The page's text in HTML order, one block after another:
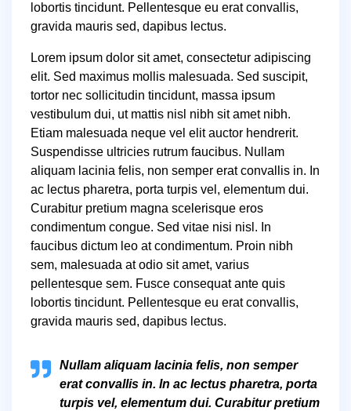
lobortis tincidunt. Pellentesque eu erat convallis,
gravida mauris sed, dapibus lectus.
Lorem ipsum dolor sit amet, consectetur adipiscing
elit. Sed maximus mollis malesuada. Sed suscipit,
tortor nec sollicitudin tincidunt, massa ipsum
vestibulum dui, ut mattis nisl nibh sit amet nibh.
Etiam malesuada neque vel elit auctor hendrerit.
Suspendisse ultricies rutrum faucibus. Nullam
aliquam lacinia felis, non semper erat convallis in. In
ac lectus pharetra, porta turpis vel, elementum dui.
Curabitur pretium magna scelerisque eros
condimentum congue. Sed vitae nisi nisl. In
faucibus dictum leo at condimentum. Proin nibh
sem, malesuada at odio sit amet, varius
pellentesque sem. Fusce consequat ante quis
lobortis tincidunt. Pellentesque eu erat convallis,
gravida mauris sed, dapibus lectus.
Nullam aliquam lacinia felis, non semper
erat convallis in. In ac lectus pharetra, porta
turpis vel, elementum dui. Curabitur pretium